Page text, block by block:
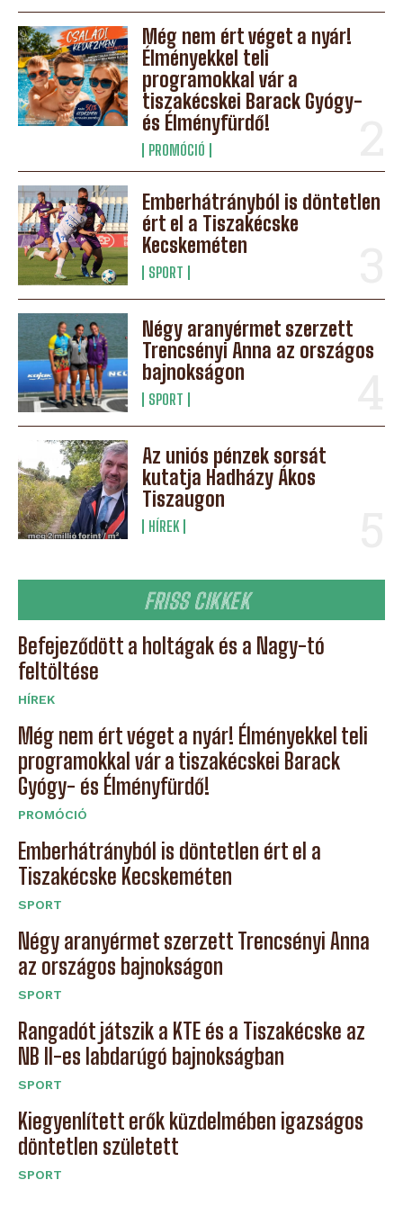
Még nem ért véget a nyár!
Élményekkel teli
programokkal vár a
tiszakécskei Barack Gyógy-
és Élményfürdő!
PROMÓCIÓ
Emberhátrányból is döntetlen
ért el a Tiszakécske
Kecskeméten
SPORT
Négy aranyérmet szerzett
Trencsényi Anna az országos
bajnokságon
SPORT
Az uniós pénzek sorsát
kutatja Hadházy Ákos
Tiszaugon
HÍREK
FRISS CIKKEK
Befejeződött a holtágak és a Nagy-tó
feltöltése
HÍREK
Még nem ért véget a nyár! Élményekkel teli
programokkal vár a tiszakécskei Barack
Gyógy- és Élményfürdő!
PROMÓCIÓ
Emberhátrányból is döntetlen ért el a
Tiszakécske Kecskeméten
SPORT
Négy aranyérmet szerzett Trencsényi Anna
az országos bajnokságon
SPORT
Rangadót játszik a KTE és a Tiszakécske az
NB II-es labdarúgó bajnokságban
SPORT
Kiegyenlített erők küzdelmében igazságos
döntetlen született
SPORT